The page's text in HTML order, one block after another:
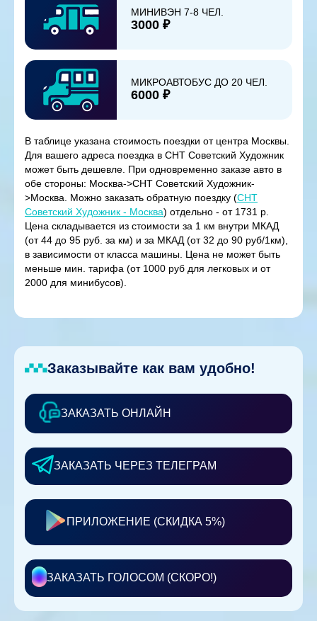
МИНИВЭН 7-8 ЧЕЛ.
3000 ₽
МИКРОАВТОБУС ДО 20 ЧЕЛ.
6000 ₽
В таблице указана стоимость поездки от центра Москвы.
Для вашего адреса поездка в СНТ Советский Художник
может быть дешевле. При одновременно заказе авто в
обе стороны: Москва->СНТ Советский Художник-
>Москва. Можно заказать обратную поездку (СНТ
Советский Художник - Москва) отдельно - от 1731 р.
Цена складывается из стоимости за 1 км внутри МКАД
(от 44 до 95 руб. за км) и за МКАД (от 32 до 90 руб/1км),
в зависимости от класса машины. Цена не может быть
меньше мин. тарифа (от 1000 руб для легковых и от
2000 для минибусов).
Заказывайте как вам удобно!
ЗАКАЗАТЬ ОНЛАЙН
ЗАКАЗАТЬ ЧЕРЕЗ ТЕЛЕГРАМ
ПРИЛОЖЕНИЕ (СКИДКА 5%)
ЗАКАЗАТЬ ГОЛОСОМ (СКОРО!)